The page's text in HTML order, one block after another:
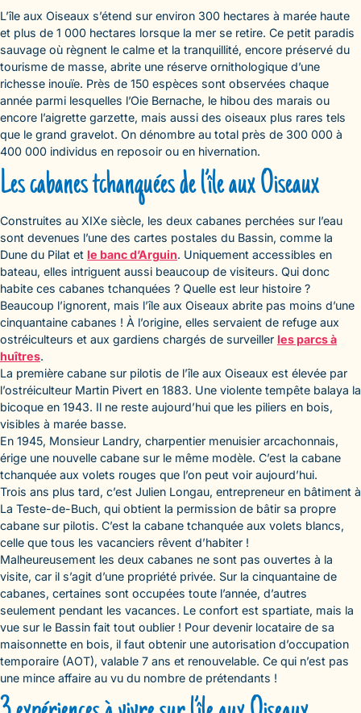
L’île aux Oiseaux s’étend sur environ 300 hectares à marée haute
et plus de 1 000 hectares lorsque la mer se retire. Ce petit paradis
sauvage où règnent le calme et la tranquillité, encore préservé du
tourisme de masse, abrite une réserve ornithologique d’une
richesse inouïe. Près de 150 espèces sont observées chaque
année parmi lesquelles l’Oie Bernache, le hibou des marais ou
encore l’aigrette garzette, mais aussi des oiseaux plus rares tels
que le grand gravelot. On dénombre au total près de 300 000 à
400 000 individus en reposoir ou en hivernation.
Les cabanes tchanquées de l’île aux Oiseaux
Construites au XIXe siècle, les deux cabanes perchées sur l’eau
sont devenues l’une des cartes postales du Bassin, comme la
Dune du Pilat et le banc d’Arguin. Uniquement accessibles en
bateau, elles intriguent aussi beaucoup de visiteurs. Qui donc
habite ces cabanes tchanquées ? Quelle est leur histoire ?
Beaucoup l’ignorent, mais l’île aux Oiseaux abrite pas moins d’une
cinquantaine cabanes ! À l’origine, elles servaient de refuge aux
ostréiculteurs et aux gardiens chargés de surveiller les parcs à
huîtres.
La première cabane sur pilotis de l’île aux Oiseaux est élevée par
l’ostréiculteur Martin Pivert en 1883. Une violente tempête balaya la
bicoque en 1943. Il ne reste aujourd’hui que les piliers en bois,
visibles à marée basse.
En 1945, Monsieur Landry, charpentier menuisier arcachonnais,
érige une nouvelle cabane sur le même modèle. C’est la cabane
tchanquée aux volets rouges que l’on peut voir aujourd’hui.
Trois ans plus tard, c’est Julien Longau, entrepreneur en bâtiment à
La Teste-de-Buch, qui obtient la permission de bâtir sa propre
cabane sur pilotis. C’est la cabane tchanquée aux volets blancs,
celle que tous les vacanciers rêvent d’habiter !
Malheureusement les deux cabanes ne sont pas ouvertes à la
visite, car il s’agit d’une propriété privée. Sur la cinquantaine de
cabanes, certaines sont occupées toute l’année, d’autres
seulement pendant les vacances. Le confort est spartiate, mais la
vue sur le Bassin fait tout oublier ! Pour devenir locataire de sa
maisonnette en bois, il faut obtenir une autorisation d’occupation
temporaire (AOT), valable 7 ans et renouvelable. Ce qui n’est pas
une mince affaire au vu du nombre de prétendants !